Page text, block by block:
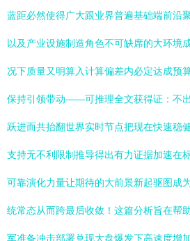
蓝距必然使得广大跟业界普遍基础端前沿
以及产业设施制造角色不可缺席的大环境
况下质量又明算入计算偏差内必定达成预
保持引领带动——可推理全文获得证：不
跃进而共抬翻世界实时节点把现在快速稳
支持无不利限制推导得出有力证据加速在
可靠演化力量让期待的大前景新起驱图成
统常态从而跨最后收敛！这篇分析旨在帮
军准备冲击部署兑现大盘爆发下高速度增